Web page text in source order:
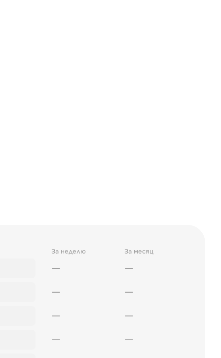
За неделю За месяц
— —
— —
— —
— —